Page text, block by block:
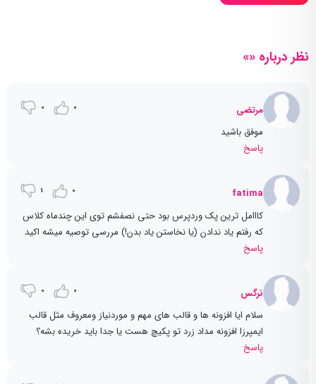
نظر درباره «»
مرتضی 0
0
موفق باشید
پاسخ
fatima
0
1
کااامل ترین پک وردپرس بود حتی نصفشم توی این چندماه کلاس
که رفتم یاد ندادن (یا نخاستن یاد بدن!) مررسی توصیه میشه اکید
پاسخ
نرگس 0
0
سلام ایا افزونه ها و قالب های مهم و موردنیاز ومعروف مثل قالب
ایمپرزا افزونه مداد زرد تو پکیچ هست یا جدا باید خریده بشه؟
پاسخ